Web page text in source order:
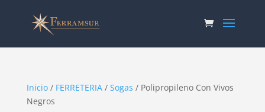
Inicio/ FERRETERIA/ Sogas / Polipropileno Con Vivos
Negros